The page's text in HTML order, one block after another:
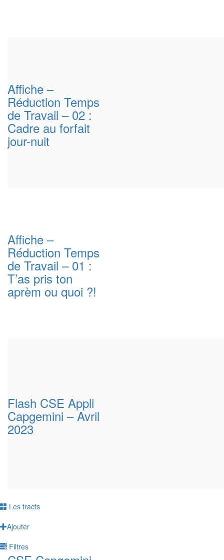
Les tracts
Ajouter
Filtres
Affiche –
Réduction Temps
de Travail – 02 :
Cadre au forfait
jour-nuit
Affiche –
Réduction Temps
de Travail – 01 :
T’as pris ton
aprèm ou quoi ?!
Flash CSE Appli
Capgemini – Avril
2023